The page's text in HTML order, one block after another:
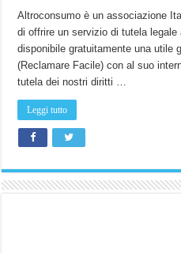
Altroconsumo è un associazione
di offrire un servizio di tutela
disponibile gratuitamente una utile
(Reclamare Facile) con al suo
tutela dei nostri diritti …
Leggi tutto